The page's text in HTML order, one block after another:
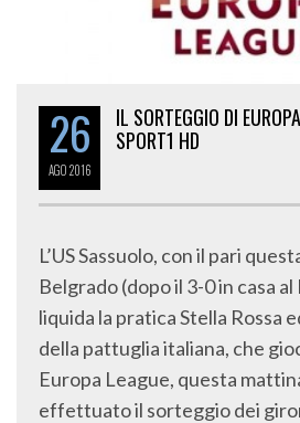
26
AGO2016
IL SORTEGGIO DI
SPORT1 HD
L’US Sassuolo, con il pari
Belgrado (dopo il 3-0 in casa
liquida la pratica Stella Rossa
della pattuglia italiana, che
Europa League, questa
effettuato il sorteggio dei